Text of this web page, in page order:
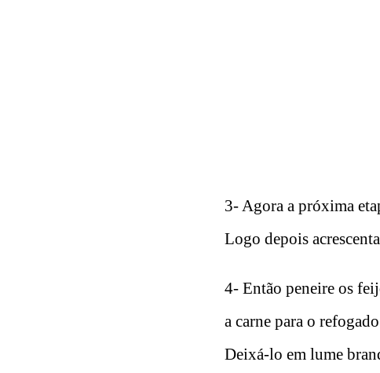
3- Agora a próxima
Logo depois
4- Então peneire os
a carne para o
Deixá-lo em lume